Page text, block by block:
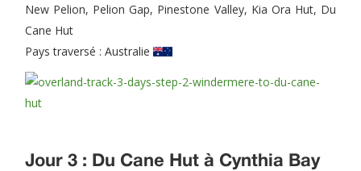
New Pelion, Pelion Gap, Pinestone Valley, Kia Ora Hut, Du
Cane Hut
Pays traversé :Australie
Jour 3 : Du Cane Hut à Cynthia Bay